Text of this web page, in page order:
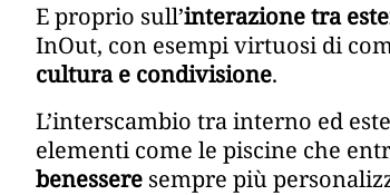
E proprio sull’interazione tra
InOut, con esempi virtuosi di
cultura e condivisione.
L’interscambio tra interno ed
elementi come le piscine che
benessere sempre più